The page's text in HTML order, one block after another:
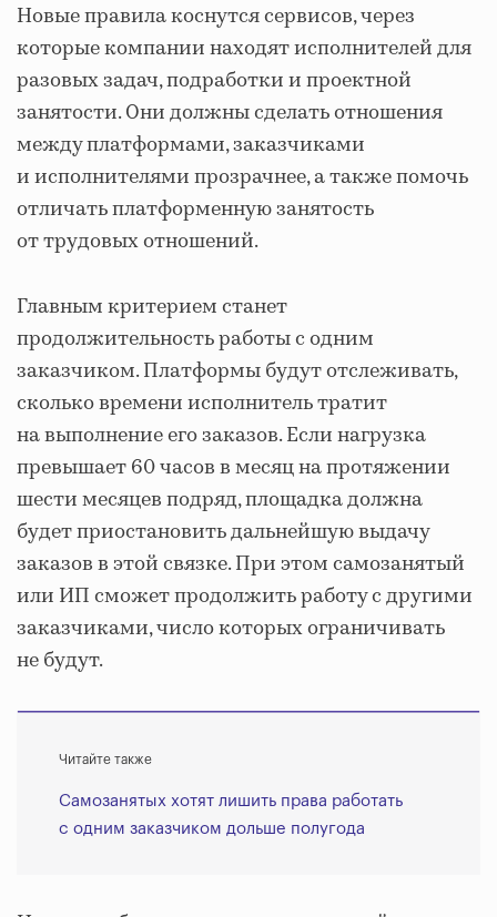
Новые правила коснутся сервисов, через
которые компании находят исполнителей для
разовых задач, подработки и проектной
занятости. Они должны сделать отношения
между платформами, заказчиками
и исполнителями прозрачнее, а также помочь
отличать платформенную занятость
от трудовых отношений.
Главным критерием станет
продолжительность работы с одним
заказчиком. Платформы будут отслеживать,
сколько времени исполнитель тратит
на выполнение его заказов. Если нагрузка
превышает 60 часов в месяц на протяжении
шести месяцев подряд, площадка должна
будет приостановить дальнейшую выдачу
заказов в этой связке. При этом самозанятый
или ИП сможет продолжить работу с другими
заказчиками, число которых ограничивать
не будут.
Читайте также
Самозанятых хотят лишить права работать
с одним заказчиком дольше полугода